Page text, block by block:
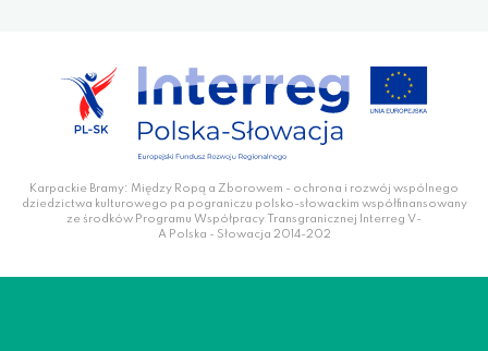
Karpackie Bramy: Między Ropą a Zborowem - ochrona i rozwój wspólnego
dziedzictwa kulturowego pa pograniczu polsko-słowackim współfinansowany
ze środków Programu Współpracy Transgranicznej Interreg V-
A Polska - Słowacja 2014-202